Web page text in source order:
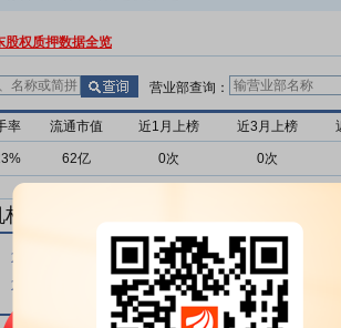
股权质押数据全览
营业部查询：
率 流通市值 近1月上榜 近3月上榜
62亿 0次 0次
买卖统计
2026年01月13日 星期二 2026年01月12日 星期一
2023年05月25日 星期四 2023年05月10日 星期三